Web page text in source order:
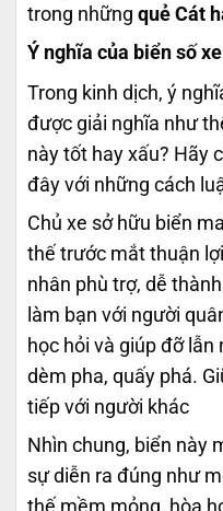
trong những quẻ Cát
Ý nghĩa của biển số
Trong kinh dịch, ý
được giải nghĩa như
này tốt hay xấu? Hãy
đây với những cách
Chủ xe sở hữu biển
thế trước mắt thuận
nhân phù trợ, dễ
làm bạn với người
học hỏi và giúp đỡ lẫn
dèm pha, quấy phá.
tiếp với người khác
Nhìn chung, biển này
sự diễn ra đúng như